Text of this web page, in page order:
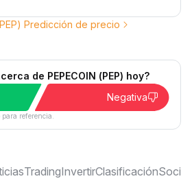
Predicción de precio
de PEPECOIN (PEP) hoy?
Negativa
referencia.
TradingInvertirClasificaciónSocial